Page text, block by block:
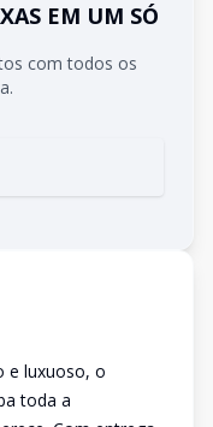
EM UM SÓ
com todos os
e luxuoso, o
toda a